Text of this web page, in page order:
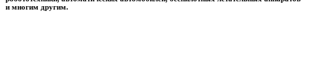
и многим другим.